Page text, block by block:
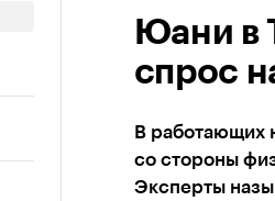
Юани в
спрос
В работающих
со стороны
Эксперты